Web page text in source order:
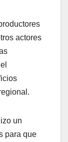
actores
un
para que